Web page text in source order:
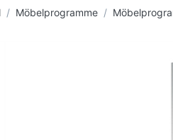
Möbelprogramme